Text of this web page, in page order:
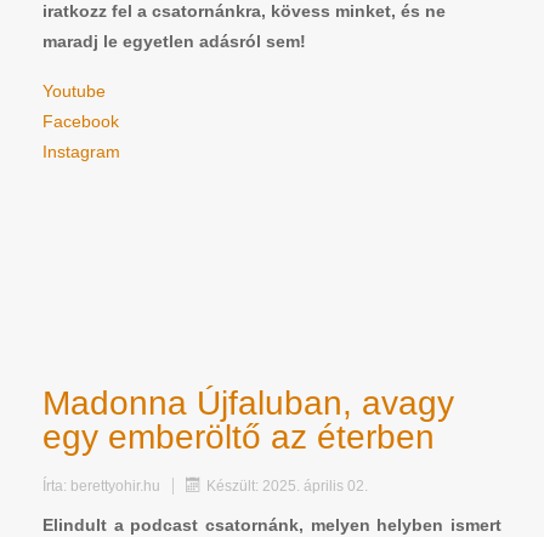
iratkozz fel a csatornánkra, kövess minket, és ne
maradj le egyetlen adásról sem!
Youtube
Facebook
Instagram
Madonna Újfaluban, avagy
egy emberöltő az éterben
Írta: berettyohir.hu Készült: 2025. április 02.
Elindult a podcast csatornánk, melyen helyben ismert